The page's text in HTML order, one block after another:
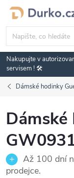
Přejít
obsah
Nakupujte v
servisem ! 🛠️
Dámské hodinky
Dámské
Až 100 dní
prodejce.